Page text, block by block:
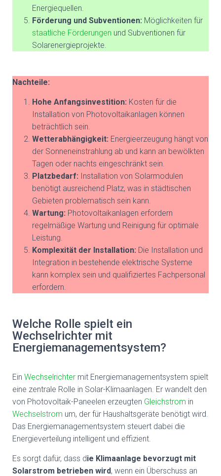
Energiequellen.
Förderung und Subventionen: Möglichkeiten für
staatliche Förderungen und Subventionen für
Solarenergieprojekte.
Nachteile:
Hohe Anfangsinvestition: Kosten für die
Installation von Photovoltaikanlagen können
beträchtlich sein.
Wetterabhängigkeit: Energieerzeugung hängt von
der Sonneneinstrahlung ab und kann an bewölkten
Tagen oder nachts eingeschränkt sein.
Platzbedarf: Installation von Solarmodulen
benötigt ausreichend Platz, was in städtischen
Gebieten problematisch sein kann.
Wartung: Photovoltaikanlagen erfordern
regelmäßige Wartung und Reinigung für optimale
Leistung.
Komplexität der Installation: Die Installation und
Integration in bestehende elektrische Systeme
kann komplex sein und qualifiziertes Fachpersonal
erfordern.
Welche Rolle spielt ein
Wechselrichter mit
Energiemanagementsystem?
Ein Wechselrichter mit Energiemanagementsystem spielt
eine zentrale Rolle in Solar-Klimaanlagen. Er wandelt den
von Photovoltaik-Paneelen erzeugten Gleichstrom in
Wechselstrom um, der für Haushaltsgeräte benötigt wird.
Das Energiemanagementsystem steuert dabei die
Energieverteilung intelligent und effizient.
Es sorgt dafür, dass die Klimaanlage bevorzugt mit
Solarstrom betrieben wird, wenn ein Überschuss an